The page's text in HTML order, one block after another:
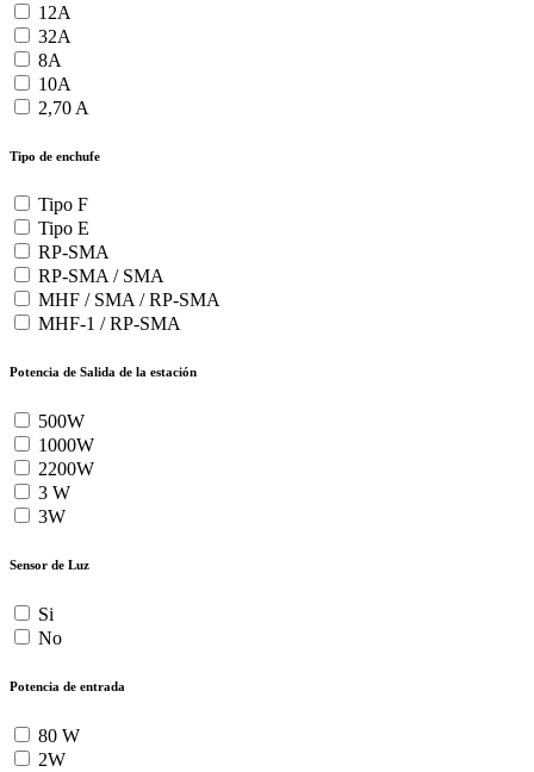
12A
32A
8A
10A
2,70 A
Tipo de enchufe
Tipo F
Tipo E
RP-SMA
RP-SMA / SMA
MHF / SMA / RP-SMA
MHF-1 / RP-SMA
Potencia de Salida de la estación
500W
1000W
2200W
3 W
3W
Sensor de Luz
Si
No
Potencia de entrada
80 W
2W